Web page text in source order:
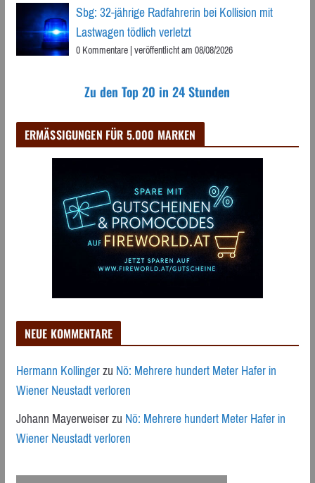
Sbg: 32-jährige Radfahrerin bei Kollision mit
Lastwagen tödlich verletzt
0 Kommentare|veröffentlicht am 08/08/2026
Zu den Top 20 in 24 Stunden
ERMÄSSIGUNGEN FÜR 5.000 MARKEN
NEUE KOMMENTARE
Hermann KollingerzuNö: Mehrere hundert Meter Hafer in
Wiener Neustadt verloren
Johann MayerweiserzuNö: Mehrere hundert Meter Hafer in
Wiener Neustadt verloren